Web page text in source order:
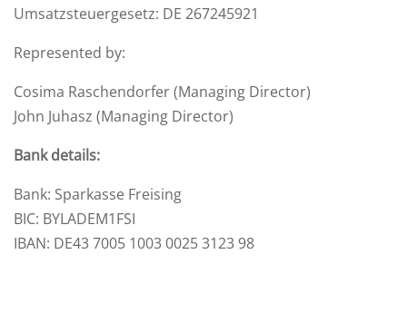
Umsatzsteuergesetz: DE 267245921
Represented by:
Cosima Raschendorfer (Managing Director)
John Juhasz (Managing Director)
Bank details:
Bank: Sparkasse Freising
BIC: BYLADEM1FSI
IBAN: DE43 7005 1003 0025 3123 98